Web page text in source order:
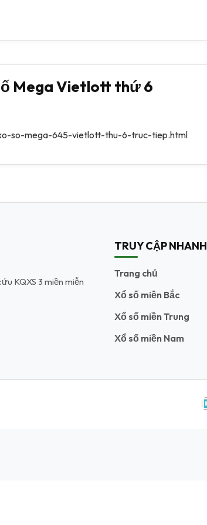
Mega Vietlott thứ 6
so-mega-645-vietlott-thu-6-truc-tiep.html
KQXS 3 miền miễn
TRUY CẬP NHANH
Trang chủ
Xổ số miền Bắc
Xổ số miền Trung
Xổ số miền Nam